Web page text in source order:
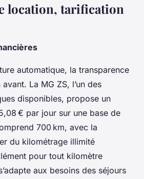
location, tarification
automatique, la transparence
La MG ZS, l’un des
disponibles, propose un
€ par jour sur une base de
700 km, avec la
du kilométrage illimité
pour tout kilomètre
aux besoins des séjours